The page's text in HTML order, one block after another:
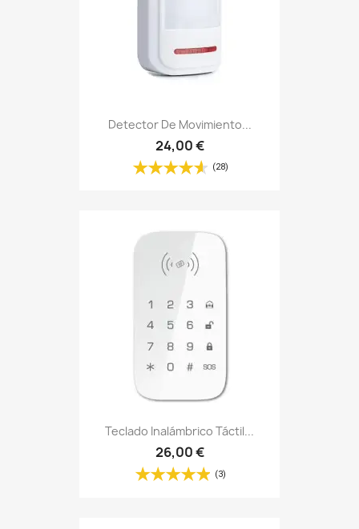
Detector De Movimiento...
24,00 €
(28)
Teclado Inalámbrico Táctil...
26,00 €
(3)